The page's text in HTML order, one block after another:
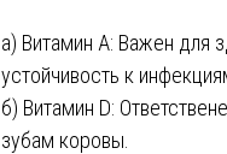
а) Витамин А: Важен для
устойчивость к
б) Витамин D:
зубам коровы.